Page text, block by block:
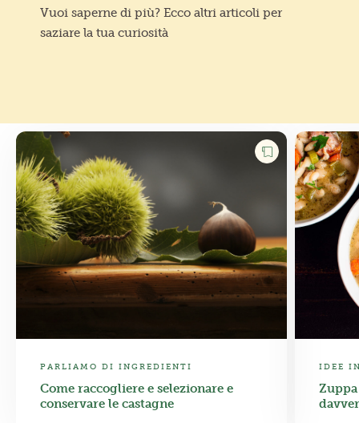
Vuoi saperne di più? Ecco altri articoli per
saziare la tua curiosità
PARLIAMO DI INGREDIENTI
Come raccogliere e selezionare e
conservare le castagne
IDEE